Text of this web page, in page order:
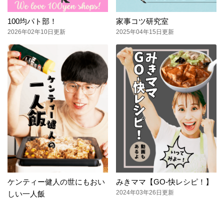
100均パト部！
2026年02年10日更新
家事コツ研究室
2025年04年15日更新
ケンティー健人の世にもおい
しい一人飯
みきママ【GO-快レシピ！】
2024年03年26日更新